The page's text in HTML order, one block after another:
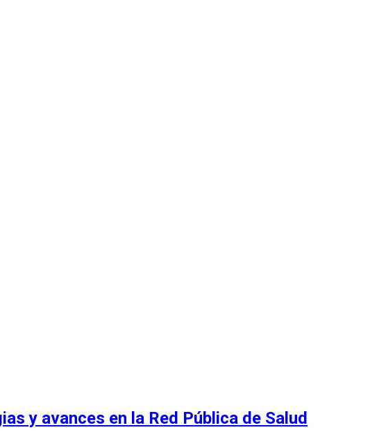
y avances en la Red Pública de Salud